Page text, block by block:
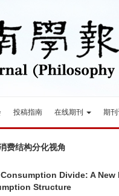
投稿指南 在线期刊 期
费结构分化视角
Divide: A New
Structure